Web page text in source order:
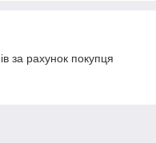
за рахунок покупця